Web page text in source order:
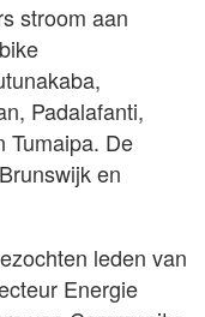
stroom aan
Padalafanti,
Tumaipa. De
en
leden van
Energie